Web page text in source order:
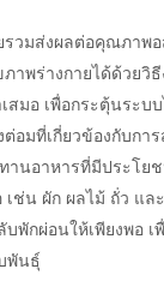
วมส่งผลต่อคุณภาพอ
าพร่างกายได้ด้วยวิธี
สมอ เพื่อกระตุ้นระบ
อมที่เกี่ยวข้องกับกา
านอาหารที่มีประโย
เช่น ผัก ผลไม้ ถั่ว แล
พักผ่อนให้เพียงพอ เ
พันธุ์